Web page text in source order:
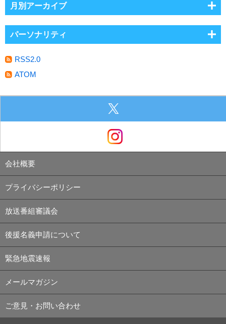
月別アーカイブ
パーソナリティ
RSS2.0
ATOM
会社概要
プライバシーポリシー
放送番組審議会
後援名義申請について
緊急地震速報
メールマガジン
ご意見・お問い合わせ